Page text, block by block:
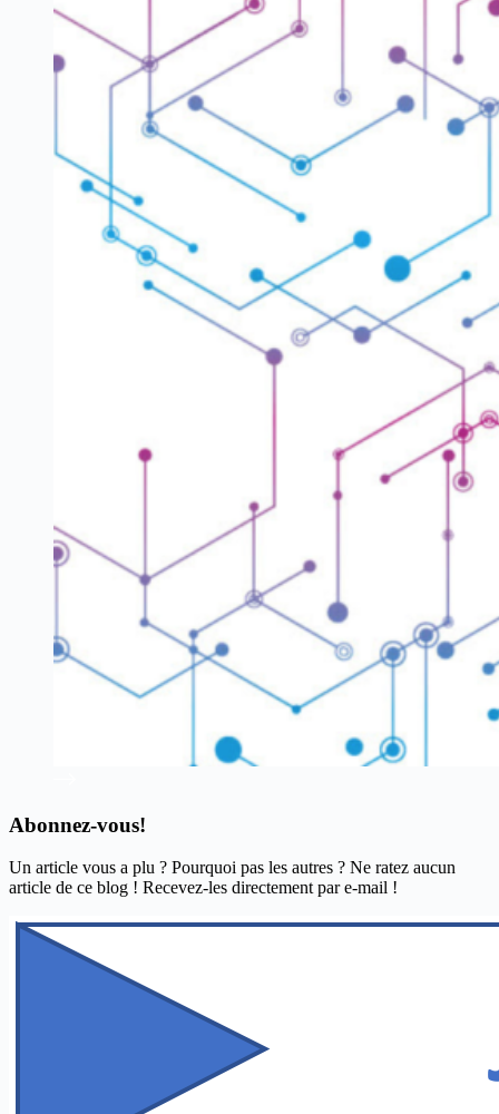
Abonnez-vous!
Un article vous a plu ? Pourquoi pas les autres ? Ne ratez aucun
article de ce blog ! Recevez-les directement par e-mail !